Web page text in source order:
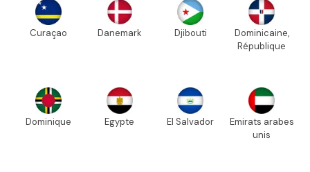
Curaçao Danemark Djibouti
Dominicaine,
République
Dominique Egypte El Salvador
Emirats arabes
unis